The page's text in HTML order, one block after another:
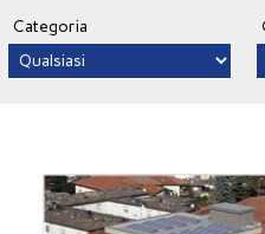
Categoria